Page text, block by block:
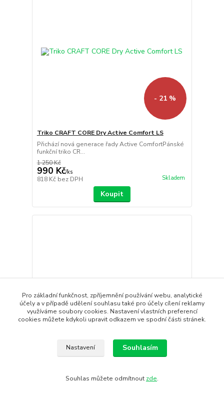
- 21 %
Triko CRAFT CORE Dry Active Comfort LS
Přichází nová generace řady Active ComfortPánské
funkční triko CR...
1 250 Kč
990 Kč/ks
818 Kč bez DPH Skladem
Koupit
- 21 %
Triko CRAFT CORE Dry Active Comfort LS
Pro základní funkčnost, zpříjemnění používání webu, analytické
účely a v případě udělení souhlasu také pro účely cílení reklamy
využíváme soubory cookies. Nastavení vlastních preferencí
cookies můžete kdykoli upravit odkazem ve spodní části stránek.
Nastavení Souhlasím
Souhlas můžete odmítnout zde.